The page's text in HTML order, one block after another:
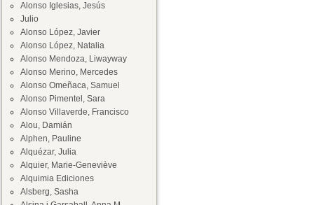
Alonso Iglesias, Jesús
Julio
Alonso López, Javier
Alonso López, Natalia
Alonso Mendoza, Liwayway
Alonso Merino, Mercedes
Alonso Omeñaca, Samuel
Alonso Pimentel, Sara
Alonso Villaverde, Francisco
Alou, Damián
Alphen, Pauline
Alquézar, Julia
Alquier, Marie-Geneviève
Alquimia Ediciones
Alsberg, Sasha